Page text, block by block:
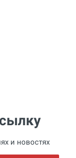
и новостях